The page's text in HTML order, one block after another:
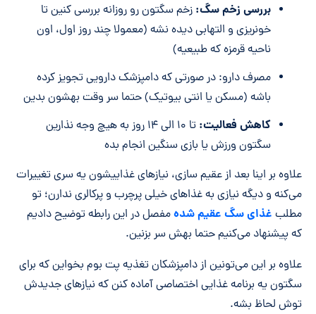
بررسی زخم سگ: زخم سگتون رو روزانه بررسی کنین تا
خونریزی و التهابی دیده نشه (معمولا چند روز اول، اون
ناحیه قرمزه که طبیعیه)
مصرف دارو: در صورتی که دامپزشک دارویی تجویز کرده
باشه (مسکن یا انتی بیوتیک) حتما سر وقت بهشون بدین
کاهش فعالیت:
تا ۱۰ الی ۱۴ روز به هیچ وجه نذارین
سگتون ورزش یا بازی سنگین انجام بده
علاوه بر اینا بعد از عقیم سازی، نیازهای غذاییشون یه سری تغییرات
می‌کنه و دیگه نیازی به غذاهای خیلی پرچرب و پرکالری ندارن؛ تو
مطلب غذای سگ عقیم شدهمفصل در این رابطه توضیح دادیم
که پیشنهاد می‌کنیم حتما بهش سر بزنین.
علاوه بر این می‌تونین از دامپزشکان تغذیه پت بوم بخواین که برای
سگتون یه برنامه غذایی اختصاصی آماده کنن که نیازهای جدیدش
توش لحاظ بشه.